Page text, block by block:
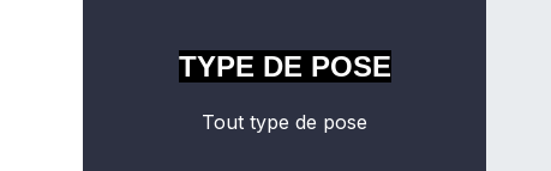
TYPE DE POSE
Tout type de pose